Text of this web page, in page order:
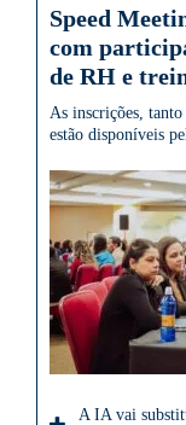
Speed
com
de RH e
As inscrições, tanto
estão disponíveis
A IA vai